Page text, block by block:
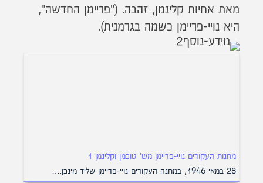
מאת אחיות קלינמן, זהבה. ("פריימן החדשה",
היא נויי-פריימן כשמה בגרמנית).
מחנות העקורים נויי-פריימן מש' טוכמן וקלינמן 1
28 במאי 1946, במחנה העקורים נויי-פריימן שליד מינכן.…